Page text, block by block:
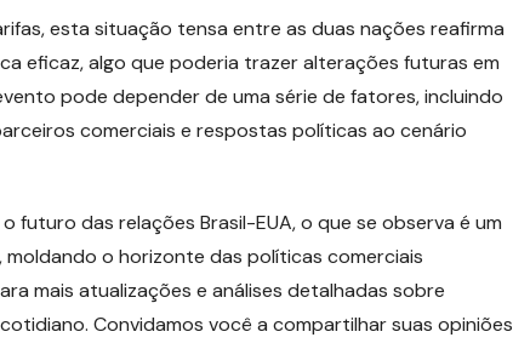
esta situação tensa entre as duas nações reafirma
eficaz, algo que poderia trazer alterações futuras em
pode depender de uma série de fatores, incluindo
comerciais e respostas políticas ao cenário
das relações Brasil-EUA, o que se observa é um
o horizonte das políticas comerciais
mais atualizações e análises detalhadas sobre
Convidamos você a compartilhar suas opiniões